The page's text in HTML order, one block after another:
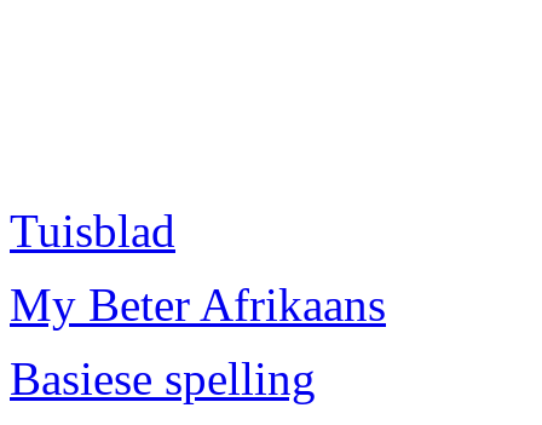
Tuisblad
My Beter Afrikaans
Basiese spelling